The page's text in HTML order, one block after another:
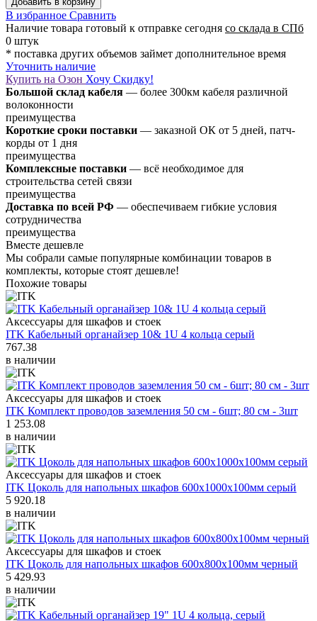
В избранное Сравнить
Наличие товара готовый к отправке сегодня со склада в СПб
0 штук
* поставка других объемов займет дополнительное время
Уточнить наличие
Купить на Озон Хочу Скидку!
Большой склад кабеля — более 300км кабеля различной
волоконности
преимущества
Короткие сроки поставки — заказной ОК от 5 дней, патч-
корды от 1 дня
преимущества
Комплексные поставки — всё необходимое для
строительства сетей связи
преимущества
Доставка по всей РФ — обеспечиваем гибкие условия
сотрудничества
преимущества
Вместе дешевле
Мы собрали самые популярные комбинации товаров в
комплекты, которые стоят дешевле!
Похожие товары
Аксессуары для шкафов и стоек
ITK Кабельный органайзер 10& 1U 4 кольца серый
767.38
в наличии
Аксессуары для шкафов и стоек
ITK Комплект проводов заземления 50 cм - 6шт; 80 cм - 3шт
1 253.08
в наличии
Аксессуары для шкафов и стоек
ITK Цоколь для напольных шкафов 600х1000х100мм серый
5 920.18
в наличии
Аксессуары для шкафов и стоек
ITK Цоколь для напольных шкафов 600х800х100мм черный
5 429.93
в наличии